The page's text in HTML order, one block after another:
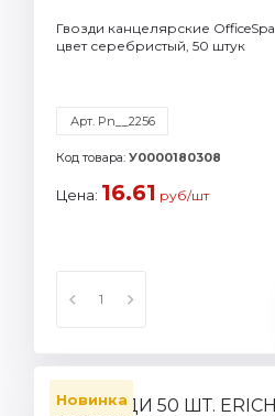
Гвозди канцелярские
цвет серебристый, 50 штук
Арт. Pn__2256
Код товара: У0000180308
Цена: 16.61 руб/шт
Новинка